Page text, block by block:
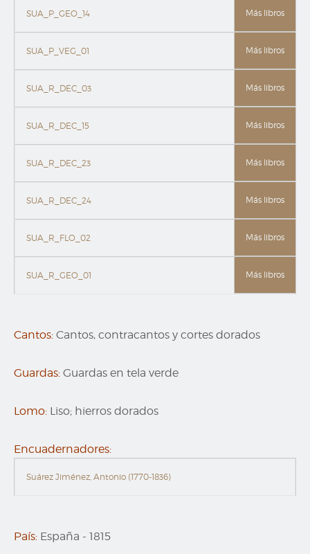
SUA_P_GEO_14 Más libros
SUA_P_VEG_01 Más libros
SUA_R_DEC_03 Más libros
SUA_R_DEC_15 Más libros
SUA_R_DEC_23 Más libros
SUA_R_DEC_24 Más libros
SUA_R_FLO_02 Más libros
SUA_R_GEO_01 Más libros
Cantos: Cantos, contracantos y cortes dorados
Guardas: Guardas en tela verde
Lomo: Liso; hierros dorados
Encuadernadores:
Suárez Jiménez, Antonio (1770-1836)
País: España - 1815